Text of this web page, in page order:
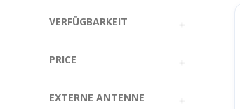
VERFÜGBARKEIT
PRICE
EXTERNE ANTENNE